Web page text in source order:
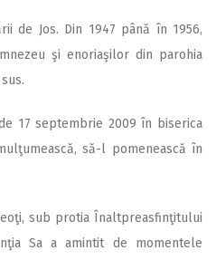
de Jos. Din 1947 până în 1956,
şi enoriaşilor din parohia
17 septembrie 2009 în biserica
să-l pomenească în
sub protia Înaltpreasfinţitului
Sa a amintit de momentele